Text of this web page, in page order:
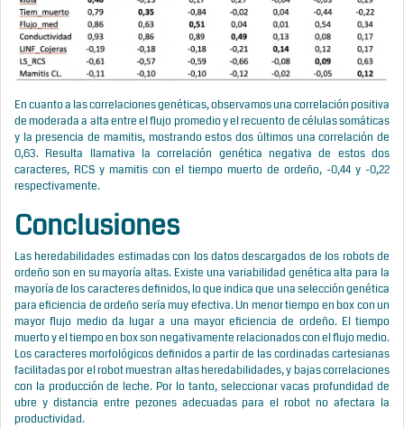
En cuanto a las correlaciones genéticas, observamos una correlación positiva
de moderada a alta entre el flujo promedio y el recuento de células somáticas
y la presencia de mamitis, mostrando estos dos últimos una correlación de
0,63. Resulta llamativa la correlación genética negativa de estos dos
caracteres, RCS y mamitis con el tiempo muerto de ordeño, -0,44 y -0,22
respectivamente.
Conclusiones
Las heredabilidades estimadas con los datos descargados de los robots de
ordeño son en su mayoría altas. Existe una variabilidad genética alta para la
mayoría de los caracteres definidos, lo que indica que una selección genética
para eficiencia de ordeño sería muy efectiva. Un menor tiempo en box con un
mayor flujo medio da lugar a una mayor eficiencia de ordeño. El tiempo
muerto y el tiempo en box son negativamente relacionados con el flujo medio.
Los caracteres morfológicos definidos a partir de las cordinadas cartesianas
facilitadas por el robot muestran altas heredabilidades, y bajas correlaciones
con la producción de leche. Por lo tanto, seleccionar vacas profundidad de
ubre y distancia entre pezones adecuadas para el robot no afectara la
productividad.